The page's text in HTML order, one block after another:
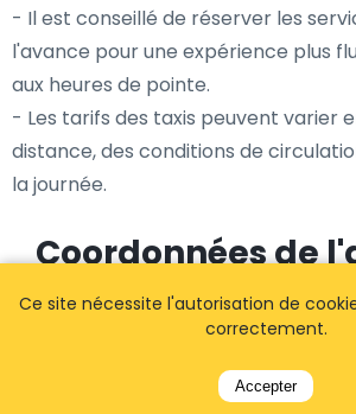
- Il est conseillé de réserver les
l'avance pour une expérience plus
aux heures de pointe.
- Les tarifs des taxis peuvent varier
distance, des conditions de
la journée.
Coordonnées de
Taxi et Navette Aéroport
Ce site nécessite l'autorisation de
correctement.
Accepter